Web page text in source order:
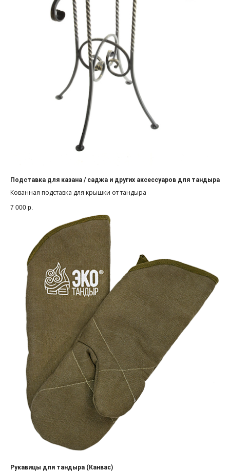
Подставка для казана / саджа и других аксессуаров для тандыра
Кованная подставка для крышки от тандыра
7 000 р.
Рукавицы для тандыра (Канвас)